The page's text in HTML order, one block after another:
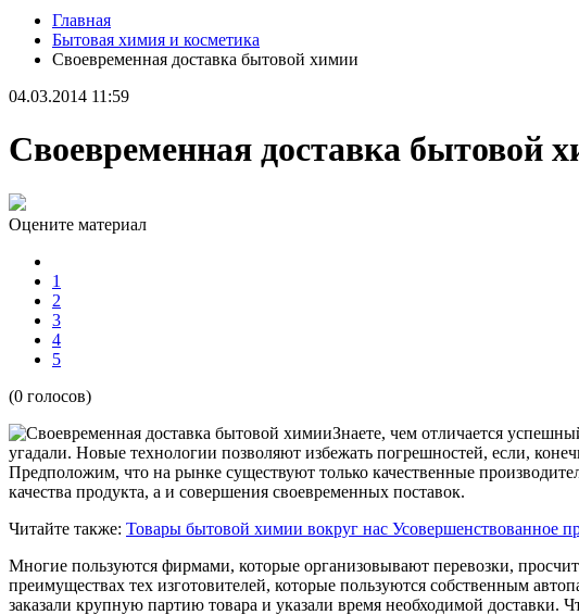
Главная
Бытовая химия и косметика
Своевременная доставка бытовой химии
04.03.2014 11:59
Своевременная доставка бытовой
Оцените материал
1
2
3
4
5
(0 голосов)
Знаете, чем отличается
угадали. Новые технологии позволяют избежать погрешностей, если,
Предположим, что на рынке существуют только качественные
качества продукта, а и совершения своевременных поставок.
Читайте также: Товары бытовой химии вокруг нас Усовершенствованное
Многие пользуются фирмами, которые организовывают перевозки,
преимуществах тех изготовителей, которые пользуются собственным
заказали крупную партию товара и указали время необходимой